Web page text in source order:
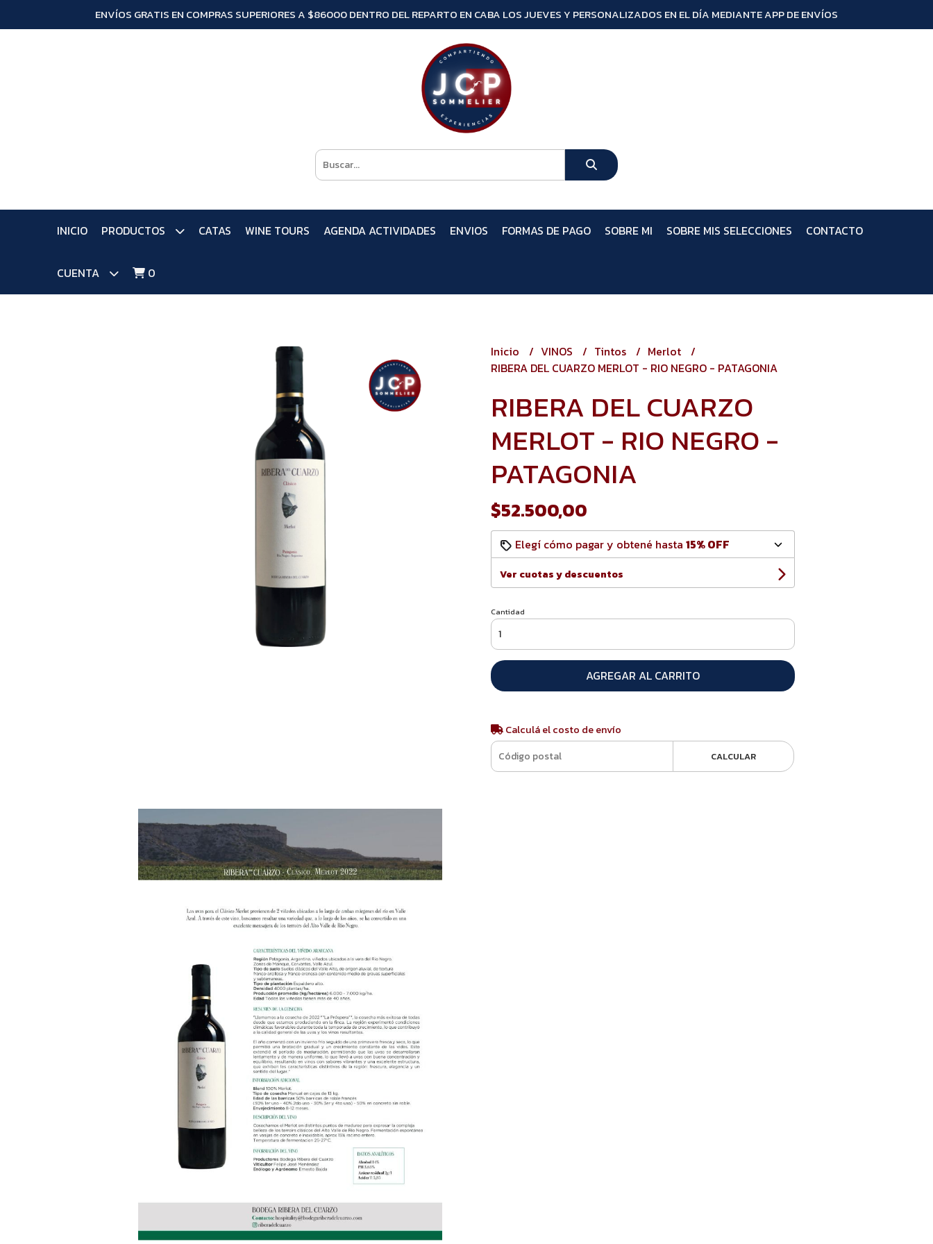
ENVÍOS GRATIS EN COMPRAS SUPERIORES A $86000 DENTRO DEL REPARTO EN CABA LOS JUEVES Y PERSONALIZADOS EN EL DÍA MEDIANTE APP DE ENVÍOS
INICIO PRODUCTOS CATAS WINE TOURS AGENDA ACTIVIDADES ENVIOS FORMAS DE PAGO SOBRE MI SOBRE MIS SELECCIONES CONTACTO
CUENTA 0
Inicio VINOS Tintos
Merlot
RIBERA DEL CUARZO MERLOT - RIO NEGRO - PATAGONIA
RIBERA DEL CUARZO
MERLOT - RIO NEGRO -
PATAGONIA
$52.500,00
Elegí cómo pagar y obtené hasta 15% OFF
Ver cuotas y descuentos
Cantidad
AGREGAR AL CARRITO
Calculá el costo de envío
CALCULAR